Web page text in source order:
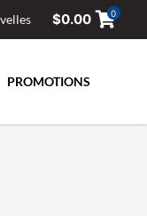
$0.00 0
PROMOTIONS